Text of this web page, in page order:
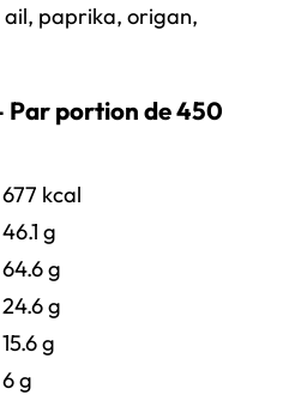
ail, paprika, origan,
Par portion de 450
677 kcal
46.1 g
64.6 g
24.6g
15.6 g
6 g